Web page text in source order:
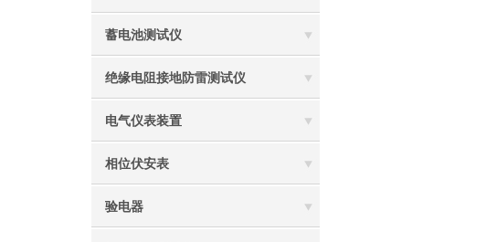
蓄电池测试仪
绝缘电阻接地防雷测试仪
电气仪表装置
相位伏安表
验电器